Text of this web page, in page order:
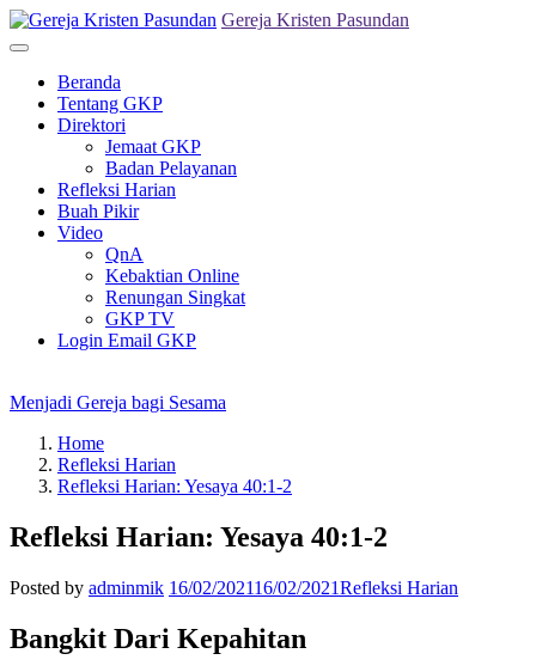
Skip
to
Gereja Kristen Pasundan
Primary
Beranda
Tentang GKP
Direktori
Jemaat GKP
Badan Pelayanan
Refleksi Harian
Buah Pikir
Video
QnA
Kebaktian Online
Renungan Singkat
GKP TV
Login Email GKP
Menjadi Gereja bagi Sesama
Home
Refleksi Harian
Refleksi Harian: Yesaya 40:1-2
Refleksi Harian: Yesaya 40:1-2
Posted by adminmik 16/02/202116/02/2021Refleksi Harian
Bangkit Dari Kepahitan